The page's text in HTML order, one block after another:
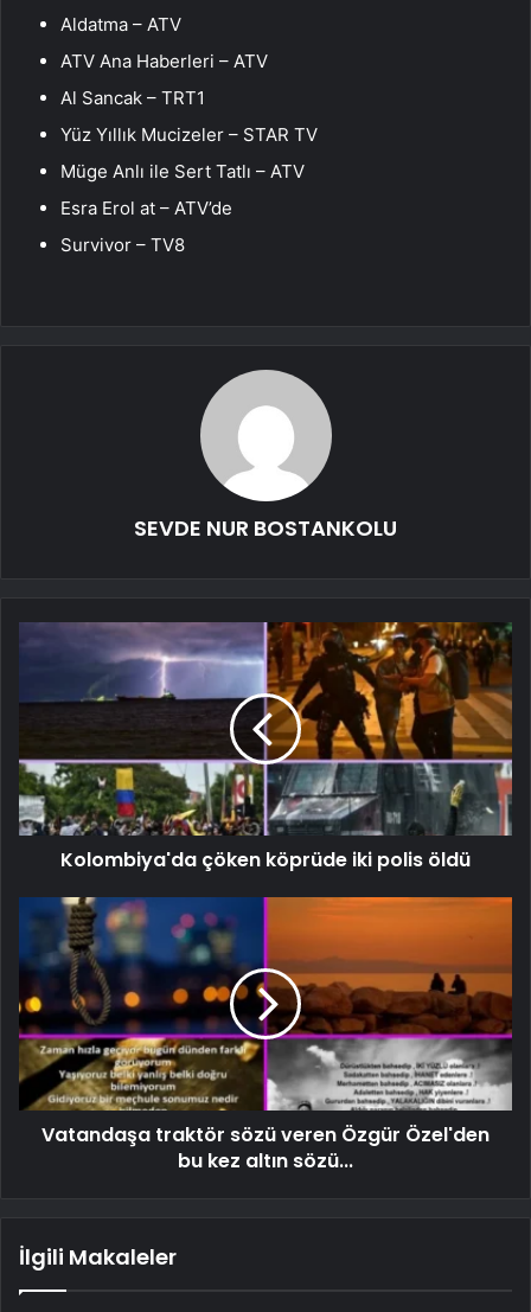
Aldatma – ATV
ATV Ana Haberleri – ATV
Al Sancak – TRT1
Yüz Yıllık Mucizeler – STAR TV
Müge Anlı ile Sert Tatlı – ATV
Esra Erol at – ATV’de
Survivor – TV8
SEVDE NUR BOSTANKOLU
Kolombiya'da çöken köprüde iki polis öldü
Vatandaşa traktör sözü veren Özgür Özel'den
bu kez altın sözü...
İlgili Makaleler